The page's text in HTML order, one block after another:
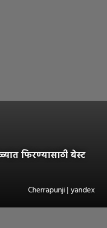
फिरण्यासाठी बेस्ट
Cherrapunji | yandex